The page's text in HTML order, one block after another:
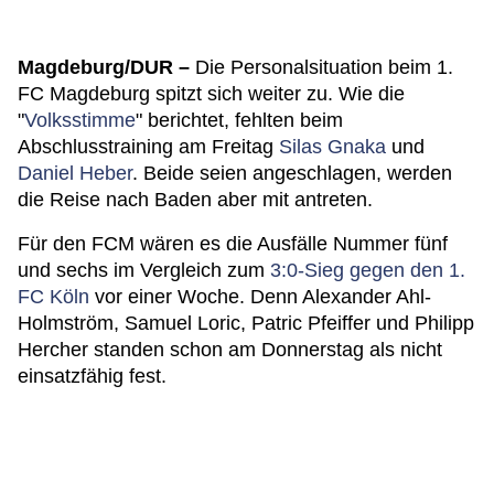
Magdeburg/DUR – Die Personalsituation beim 1.
FC Magdeburg spitzt sich weiter zu. Wie die
"Volksstimme" berichtet, fehlten beim
Abschlusstraining am Freitag Silas Gnaka und
Daniel Heber. Beide seien angeschlagen, werden
die Reise nach Baden aber mit antreten.
Für den FCM wären es die Ausfälle Nummer fünf
und sechs im Vergleich zum 3:0-Sieg gegen den 1.
FC Köln vor einer Woche. Denn Alexander Ahl-
Holmström, Samuel Loric, Patric Pfeiffer und Philipp
Hercher standen schon am Donnerstag als nicht
einsatzfähig fest.